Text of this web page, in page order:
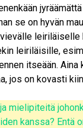
se on hyvän
leiriläiselle
leiriläisille,
itseään.
jos on kovasti
mielipiteitä
kanssa? Entä